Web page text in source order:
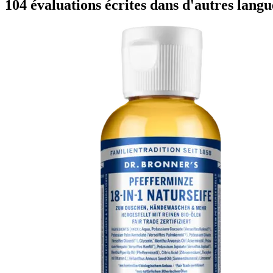
104 évaluations écrites dans d'autres